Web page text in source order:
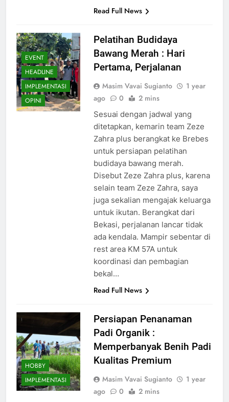
Read Full News
EVENT
HEADLINE
IMPLEMENTASI
OPINI
Pelatihan Budidaya
Bawang Merah : Hari
Pertama, Perjalanan
Masim Vavai Sugianto
1 year
ago
0 2 mins
Sesuai dengan jadwal yang
ditetapkan, kemarin team Zeze
Zahra plus berangkat ke Brebes
untuk persiapan pelatihan
budidaya bawang merah.
Disebut Zeze Zahra plus, karena
selain team Zeze Zahra, saya
juga sekalian mengajak keluarga
untuk ikutan. Berangkat dari
Bekasi, perjalanan lancar tidak
ada kendala. Mampir sebentar di
rest area KM 57A untuk
koordinasi dan pembagian
bekal…
Read Full News
HOBBY
IMPLEMENTASI
Persiapan Penanaman
Padi Organik :
Memperbanyak Benih Padi
Kualitas Premium
Masim Vavai Sugianto
1 year
ago
0 2 mins